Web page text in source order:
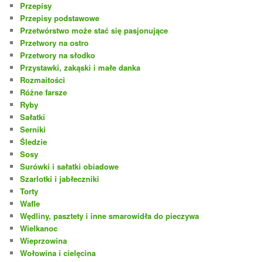
Przepisy
Przepisy podstawowe
Przetwórstwo może stać się pasjonujące
Przetwory na ostro
Przetwory na słodko
Przystawki, zakąski i małe danka
Rozmaitości
Różne farsze
Ryby
Sałatki
Serniki
Śledzie
Sosy
Surówki i sałatki obiadowe
Szarlotki i jabłeczniki
Torty
Wafle
Wędliny, pasztety i inne smarowidła do pieczywa
Wielkanoc
Wieprzowina
Wołowina i cielęcina